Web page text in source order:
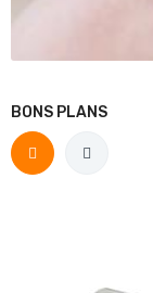
BONS PLANS